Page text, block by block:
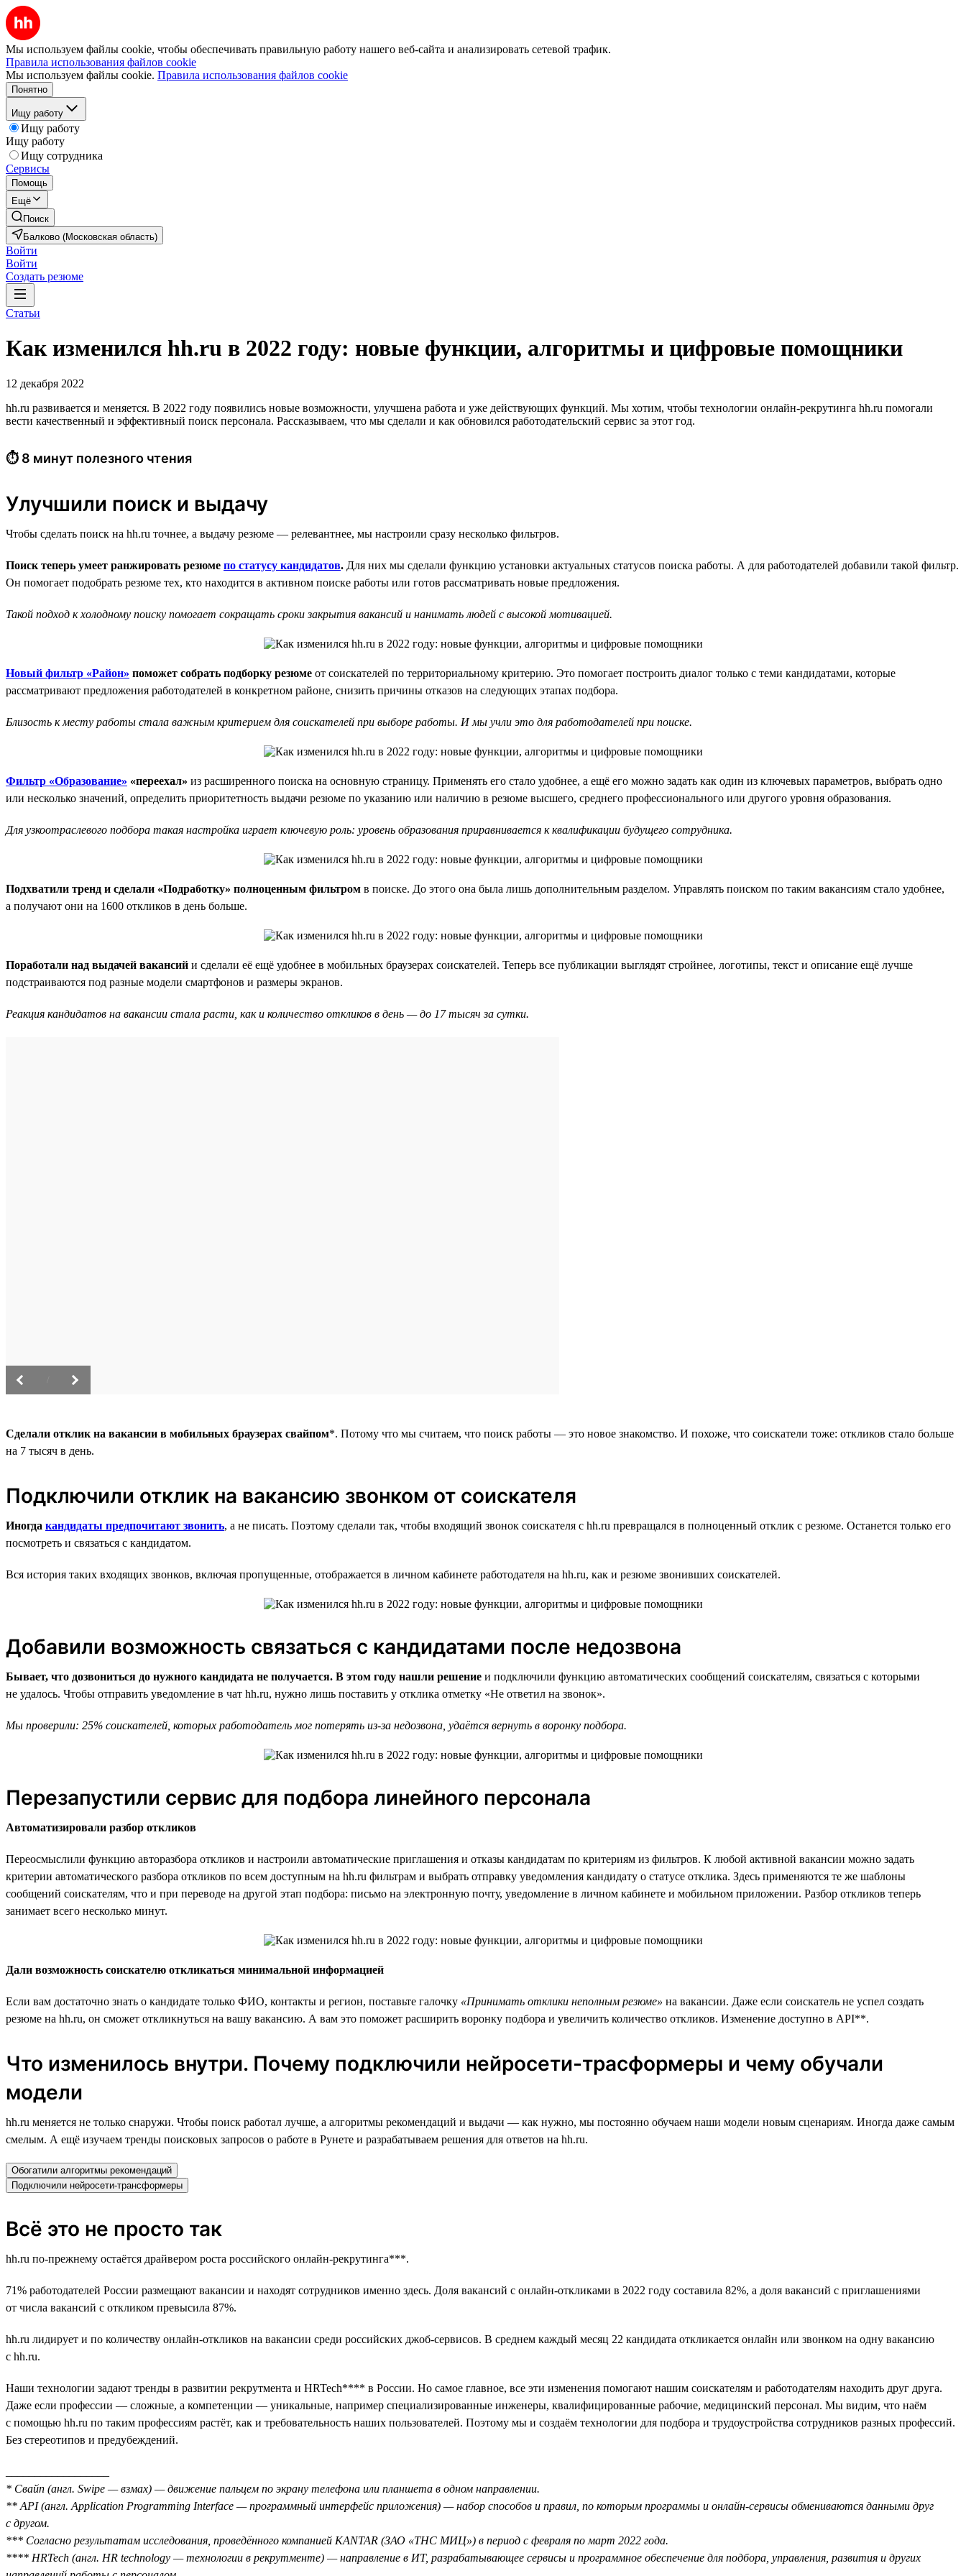
Мы используем файлы cookie, чтобы обеспечивать правильную работу нашего веб-сайта и анализировать сетевой трафик.
Правила использования файлов cookie
Мы используем файлы cookie. Правила использования файлов cookie
Понятно
Ищу работу
Ищу работу
Ищу работу
Ищу сотрудника
Сервисы
Помощь
Ещё
Поиск
Балково (Московская область)
Войти
Войти
Создать резюме
Статьи
Как изменился hh.ru в 2022 году: новые функции, алгоритмы и цифровые помощники
12 декабря 2022
hh.ru развивается и меняется. В 2022 году появились новые возможности, улучшена работа и уже действующих функций. Мы хотим, чтобы технологии онлайн-рекрутинга hh.ru помогали
вести качественный и эффективный поиск персонала. Рассказываем, что мы сделали и как обновился работодательский сервис за этот год.
⏱ 8 минут полезного чтения
Улучшили поиск и выдачу
Чтобы сделать поиск на hh.ru точнее, а выдачу резюме — релевантнее, мы настроили сразу несколько фильтров.
Поиск теперь умеет ранжировать резюме по статусу кандидатов. Для них мы сделали функцию установки актуальных статусов поиска работы. А для работодателей добавили такой фильтр.
Он помогает подобрать резюме тех, кто находится в активном поиске работы или готов рассматривать новые предложения.
Такой подход к холодному поиску помогает сокращать сроки закрытия вакансий и нанимать людей с высокой мотивацией.
Новый фильтр «Район» поможет собрать подборку резюме от соискателей по территориальному критерию. Это помогает построить диалог только с теми кандидатами, которые
рассматривают предложения работодателей в конкретном районе, снизить причины отказов на следующих этапах подбора.
Близость к месту работы стала важным критерием для соискателей при выборе работы. И мы учли это для работодателей при поиске.
Фильтр «Образование» «переехал» из расширенного поиска на основную страницу. Применять его стало удобнее, а ещё его можно задать как один из ключевых параметров, выбрать одно
или несколько значений, определить приоритетность выдачи резюме по указанию или наличию в резюме высшего, среднего профессионального или другого уровня образования.
Для узкоотраслевого подбора такая настройка играет ключевую роль: уровень образования приравнивается к квалификации будущего сотрудника.
Подхватили тренд и сделали «Подработку» полноценным фильтром в поиске. До этого она была лишь дополнительным разделом. Управлять поиском по таким вакансиям стало удобнее,
а получают они на 1600 откликов в день больше.
Поработали над выдачей вакансий и сделали её ещё удобнее в мобильных браузерах соискателей. Теперь все публикации выглядят стройнее, логотипы, текст и описание ещё лучше
подстраиваются под разные модели смартфонов и размеры экранов.
Реакция кандидатов на вакансии стала расти, как и количество откликов в день — до 17 тысяч за сутки.
Сделали отклик на вакансии в мобильных браузерах свайпом*. Потому что мы считаем, что поиск работы — это новое знакомство. И похоже, что соискатели тоже: откликов стало больше
на 7 тысяч в день.
Подключили отклик на вакансию звонком от соискателя
Иногда кандидаты предпочитают звонить, а не писать. Поэтому сделали так, чтобы входящий звонок соискателя с hh.ru превращался в полноценный отклик с резюме. Останется только его
посмотреть и связаться с кандидатом.
Вся история таких входящих звонков, включая пропущенные, отображается в личном кабинете работодателя на hh.ru, как и резюме звонивших соискателей.
Добавили возможность связаться с кандидатами после недозвона
Бывает, что дозвониться до нужного кандидата не получается. В этом году нашли решение и подключили функцию автоматических сообщений соискателям, связаться с которыми
не удалось. Чтобы отправить уведомление в чат hh.ru, нужно лишь поставить у отклика отметку «Не ответил на звонок».
Мы проверили: 25% соискателей, которых работодатель мог потерять из-за недозвона, удаётся вернуть в воронку подбора.
Перезапустили сервис для подбора линейного персонала
Автоматизировали разбор откликов
Переосмыслили функцию авторазбора откликов и настроили автоматические приглашения и отказы кандидатам по критериям из фильтров. К любой активной вакансии можно задать
критерии автоматического разбора откликов по всем доступным на hh.ru фильтрам и выбрать отправку уведомления кандидату о статусе отклика. Здесь применяются те же шаблоны
сообщений соискателям, что и при переводе на другой этап подбора: письмо на электронную почту, уведомление в личном кабинете и мобильном приложении. Разбор откликов теперь
занимает всего несколько минут.
Дали возможность соискателю откликаться минимальной информацией
Если вам достаточно знать о кандидате только ФИО, контакты и регион, поставьте галочку «Принимать отклики неполным резюме» на вакансии. Даже если соискатель не успел создать
резюме на hh.ru, он сможет откликнуться на вашу вакансию. А вам это поможет расширить воронку подбора и увеличить количество откликов. Изменение доступно в API**.
Что изменилось внутри. Почему подключили нейросети-трасформеры и чему обучали
модели
hh.ru меняется не только снаружи. Чтобы поиск работал лучше, а алгоритмы рекомендаций и выдачи — как нужно, мы постоянно обучаем наши модели новым сценариям. Иногда даже самым
смелым. А ещё изучаем тренды поисковых запросов о работе в Рунете и разрабатываем решения для ответов на hh.ru.
Обогатили алгоритмы рекомендаций
Подключили нейросети-трансформеры
Всё это не просто так
hh.ru по-прежнему остаётся драйвером роста российского онлайн-рекрутинга***.
71% работодателей России размещают вакансии и находят сотрудников именно здесь. Доля вакансий с онлайн-откликами в 2022 году составила 82%, а доля вакансий с приглашениями
от числа вакансий с откликом превысила 87%.
hh.ru лидирует и по количеству онлайн-откликов на вакансии среди российских джоб-сервисов. В среднем каждый месяц 22 кандидата откликается онлайн или звонком на одну вакансию
с hh.ru.
Наши технологии задают тренды в развитии рекрутмента и HRTech**** в России. Но самое главное, все эти изменения помогают нашим соискателям и работодателям находить друг друга.
Даже если профессии — сложные, а компетенции — уникальные, например специализированные инженеры, квалифицированные рабочие, медицинский персонал. Мы видим, что наём
с помощью hh.ru по таким профессиям растёт, как и требовательность наших пользователей. Поэтому мы и создаём технологии для подбора и трудоустройства сотрудников разных профессий.
Без стереотипов и предубеждений.
* Свайп (англ. Swipe — взмах) — движение пальцем по экрану телефона или планшета в одном направлении.
** API (англ. Application Programming Interface — программный интерфейс приложения) — набор способов и правил, по которым программы и онлайн-сервисы обмениваются данными друг
с другом.
*** Согласно результатам исследования, проведённого компанией KANTAR (ЗАО «ТНС МИЦ») в период с февраля по март 2022 года.
**** HRTech (англ. HR technology — технологии в рекрутменте) — направление в ИТ, разрабатывающее сервисы и программное обеспечение для подбора, управления, развития и других